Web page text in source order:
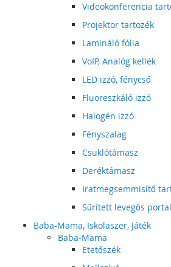
Videokonferencia
Projektor tartozék
Lamináló fólia
VoIP, Analóg kellék
LED izzó, fénycső
Fluoreszkáló izzó
Halogén izzó
Fényszalag
Csuklótámasz
Deréktámasz
Iratmegsemmisítő
Sűrített levegős
Baba-Mama, Iskolaszer, Játék
Baba-Mama
Etetőszék